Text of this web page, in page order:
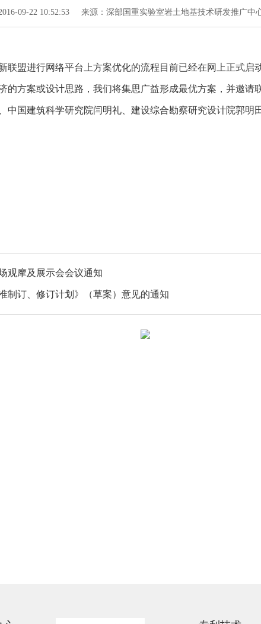
09-22 10:52:53 来源：深部国重实验室岩土地基技术研发推广中
进行网络平台上方案优化的流程目前已经在网上正式启
的方案或设计思路，我们将集思广益形成最优方案，并邀
国建筑科学研究院闫明礼、建设综合勘察研究设计院郭明
观摩及展示会会议通知
制订、修订计划》（草案）意见的通知